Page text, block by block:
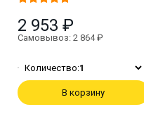
2 953 ₽
Самовывоз: 2 864 ₽
Количество:1
В корзину